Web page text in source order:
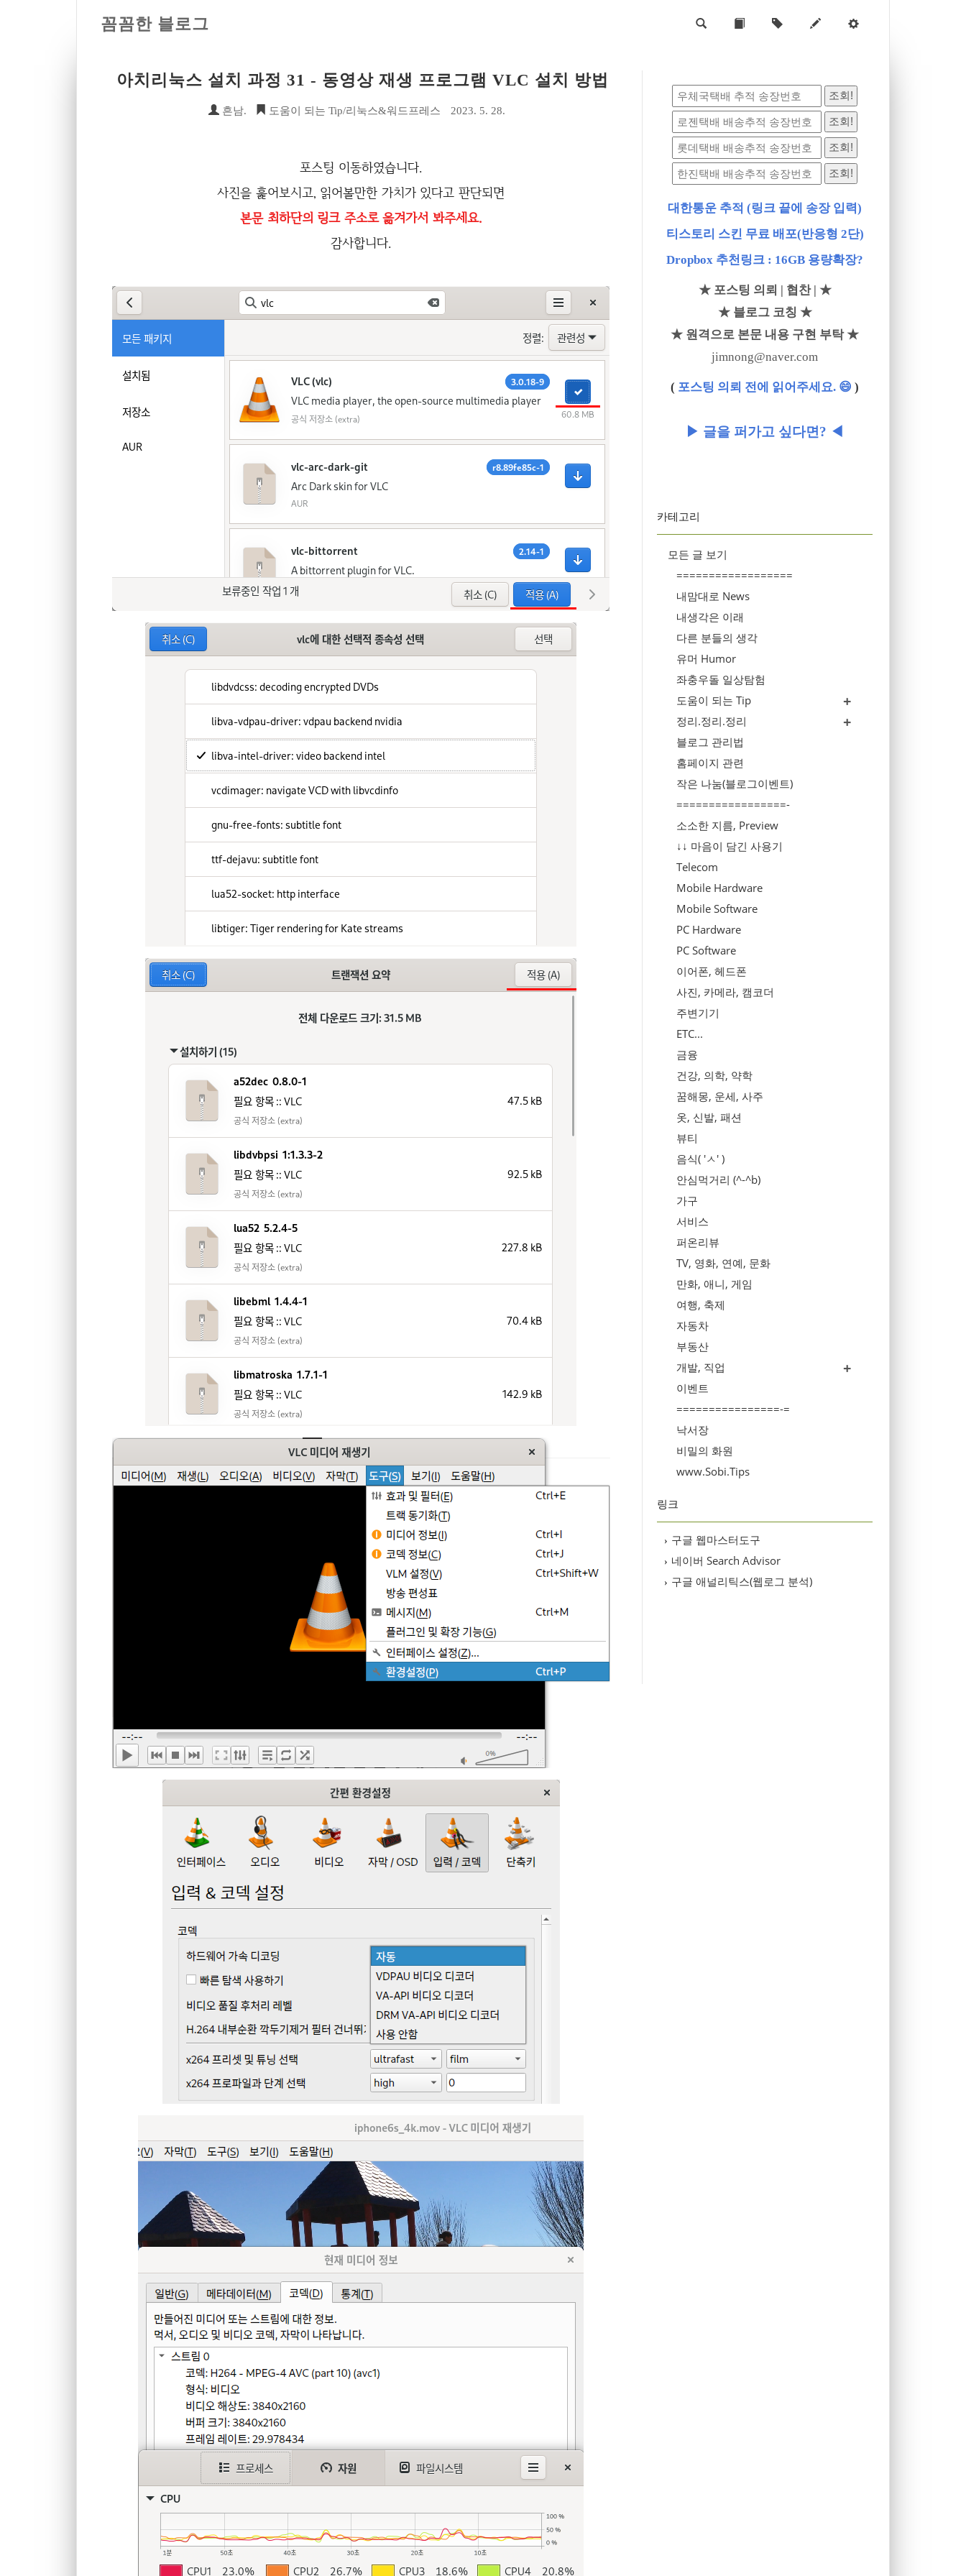
꼼꼼한 블로그
아치리눅스 설치 과정 31 - 동영상 재생 프로그램 VLC 설치 방법
흔남. 도움이 되는 Tip/리눅스&워드프레스 2023. 5. 28.
포스팅 이동하였습니다.
사진을 훑어보시고, 읽어볼만한 가치가 있다고 판단되면
본문 최하단의 링크 주소로 옮겨가서 봐주세요.
감사합니다.
대한통운 추적 (링크 끝에 송장 입력)
티스토리 스킨 무료 배포(반응형 2단)
Dropbox 추천링크 : 16GB 용량확장?
★ 포스팅 의뢰 | 협찬 | ★
★ 블로그 코칭 ★
★ 원격으로 본문 내용 구현 부탁 ★
jimnong@naver.com
( 포스팅 의뢰 전에 읽어주세요. 😄 )
▶ 글을 퍼가고 싶다면? ◀
카테고리
모든 글 보기
==================
내맘대로 News
내생각은 이래
다른 분들의 생각
유머 Humor
좌충우돌 일상탐험
도움이 되는 Tip
정리.정리.정리
블로그 관리법
홈페이지 관련
작은 나눔(블로그이벤트)
=================-
소소한 지름, Preview
↓↓ 마음이 담긴 사용기
Telecom
Mobile Hardware
Mobile Software
PC Hardware
PC Software
이어폰, 헤드폰
사진, 카메라, 캠코더
주변기기
ETC...
금융
건강, 의학, 약학
꿈해몽, 운세, 사주
옷, 신발, 패션
뷰티
음식( 'ㅅ' )
안심먹거리 (^-^b)
가구
서비스
퍼온리뷰
TV, 영화, 연예, 문화
만화, 애니, 게임
여행, 축제
자동차
부동산
개발, 직업
이벤트
================-=
낙서장
비밀의 화원
www.Sobi.Tips
링크
› 구글 웹마스터도구
› 네이버 Search Advisor
› 구글 애널리틱스(웹로그 분석)